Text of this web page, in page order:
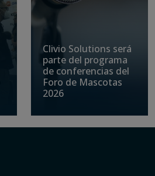
Clivio Solutions será
parte del programa
de conferencias del
Foro de Mascotas
2026